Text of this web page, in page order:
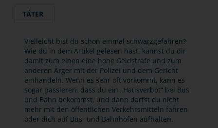
TÄTER
Vielleicht bist du schon einmal schwarzgefahren?
Wie du in dem Artikel gelesen hast, kannst du dir
damit zum einen eine hohe Geldstrafe und zum
anderen Ärger mit der Polizei und dem Gericht
einhandeln. Wenn es sehr oft vorkommt, kann es
sogar passieren, dass du ein „Hausverbot“ bei Bus
und Bahn bekommst, und dann darfst du nicht
mehr mit den öffentlichen Verkehrsmitteln fahren
oder dich auf Bus- und Bahnhöfen aufhalten.